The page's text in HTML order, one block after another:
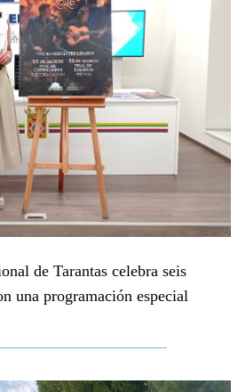
de Tarantas celebra seis
una programación especial